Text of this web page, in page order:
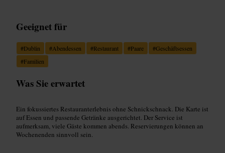
Geeignet für
#Dublin #Abendessen #Restaurant #Paare #Geschäftsessen
#Familien
Was Sie erwartet
Ein fokussiertes Restauranterlebnis ohne Schnickschnack. Die Karte ist
auf Essen und passende Getränke ausgerichtet. Der Service ist
aufmerksam, viele Gäste kommen abends. Reservierungen können an
Wochenenden sinnvoll sein.